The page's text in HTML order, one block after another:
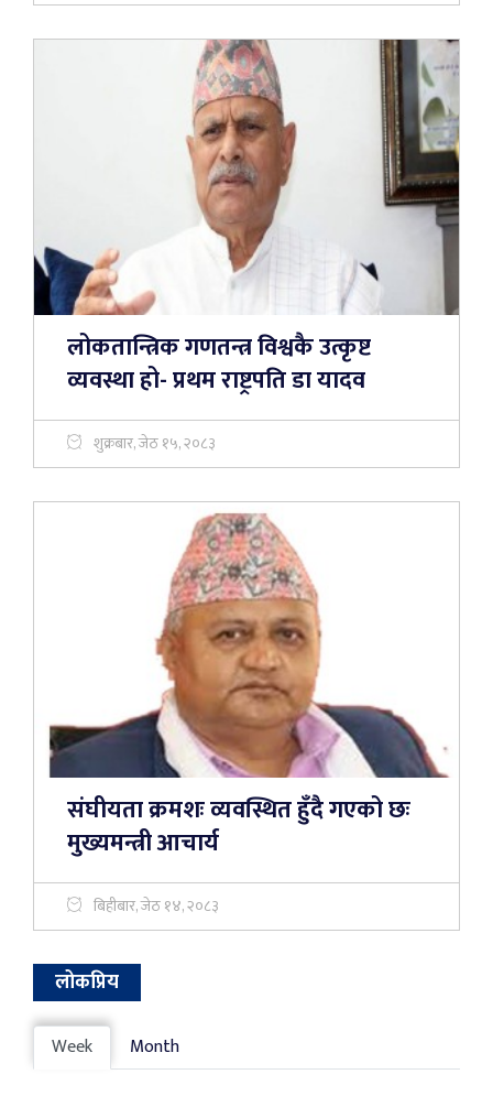
लोकतान्त्रिक गणतन्त्र विश्वकै उत्कृष्ट
व्यवस्था हो- प्रथम राष्ट्रपति डा यादव
शुक्रबार, जेठ १५, २०८३
संघीयता क्रमशः व्यवस्थित हुँदै गएको छः
मुख्यमन्त्री आचार्य
बिहीबार, जेठ १४, २०८३
लोकप्रिय
Week Month